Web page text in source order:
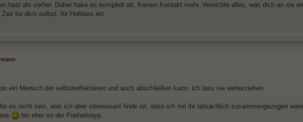
hast als vorher. Daher hake es komplett ab. Keinen Kontakt mehr. Vernichte alles, was dich an sie
Zeit für dich selbst, für Hobbies etc.
ein Mensch der selbstreflektieren und auch abschließen kann, ich lass sie weiterziehen.
es nicht sein, was ich aber interessant finde ist, dass ich mit ihr tatsächlich zusammengezogen
bin eher so der Freiheitstyp.